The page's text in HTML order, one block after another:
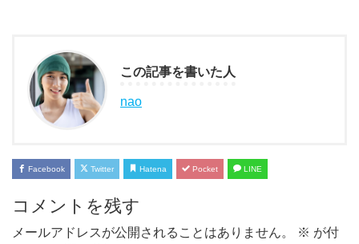
この記事を書いた人
nao
Facebook Twitter Hatena Pocket LINE
コメントを残す
メールアドレスが公開されることはありません。 ※ が付